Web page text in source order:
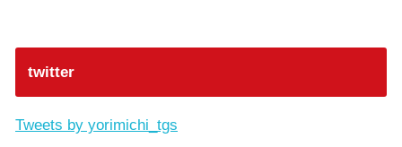
twitter
Tweets by yorimichi_tgs